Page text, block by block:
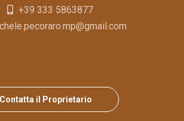
+39 333 5863877
Contatta il Proprietario